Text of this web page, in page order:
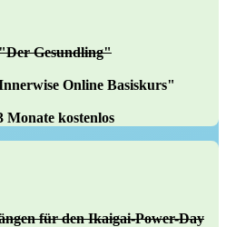
Gesundling"
Online Basiskurs"
Monate kostenlos
für den Ikaigai-Power-Day